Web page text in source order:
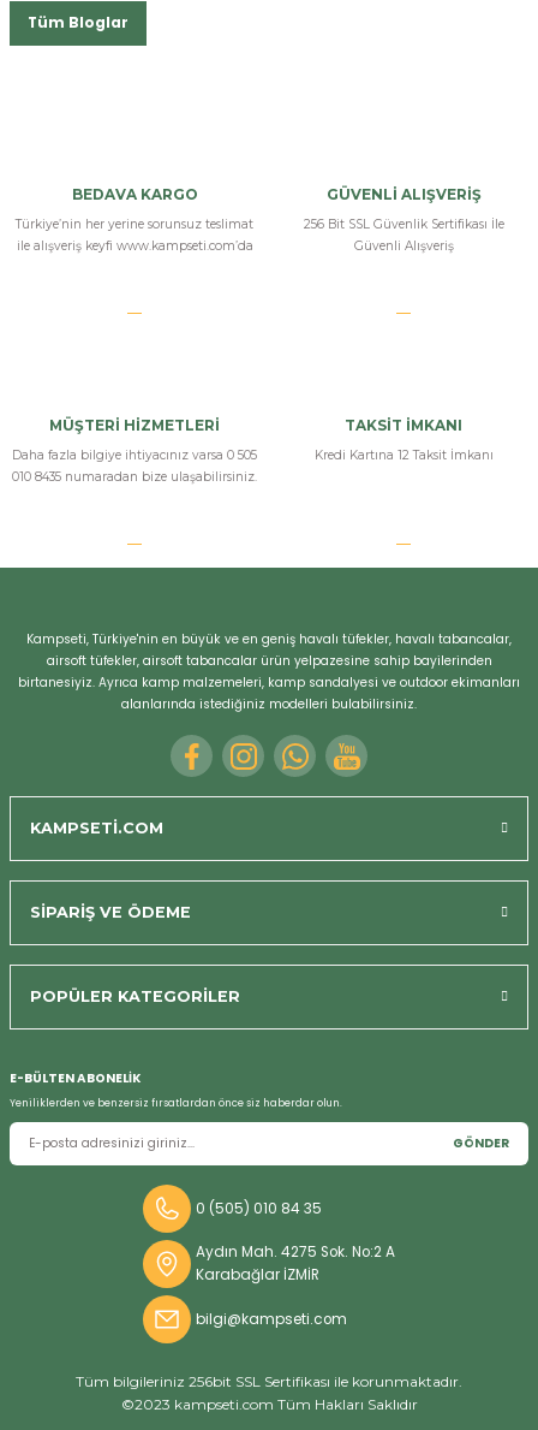
Tüm Bloglar
BEDAVA KARGO
Türkiye’nin her yerine sorunsuz teslimat
ile alışveriş keyfi www.kampseti.com’da
GÜVENLİ ALIŞVERİŞ
256 Bit SSL Güvenlik Sertifikası İle
Güvenli Alışveriş
MÜŞTERİ HİZMETLERİ
Daha fazla bilgiye ihtiyacınız varsa 0 505
010 8435 numaradan bize ulaşabilirsiniz.
TAKSİT İMKANI
Kredi Kartına 12 Taksit İmkanı
Kampseti, Türkiye'nin en büyük ve en geniş havalı tüfekler, havalı tabancalar,
airsoft tüfekler, airsoft tabancalar ürün yelpazesine sahip bayilerinden
birtanesiyiz. Ayrıca kamp malzemeleri, kamp sandalyesi ve outdoor ekimanları
alanlarında istediğiniz modelleri bulabilirsiniz.
KAMPSETİ.COM
SİPARİŞ VE ÖDEME
POPÜLER KATEGORİLER
E-BÜLTEN ABONELİK
Yeniliklerden ve benzersiz fırsatlardan önce siz haberdar olun.
GÖNDER
0 (505) 010 84 35
Aydın Mah. 4275 Sok. No:2 A
Karabağlar İZMİR
bilgi@kampseti.com
Tüm bilgileriniz 256bit SSL Sertifikası ile korunmaktadır.
©2023 kampseti.com Tüm Hakları Saklıdır
Bizi Arayın